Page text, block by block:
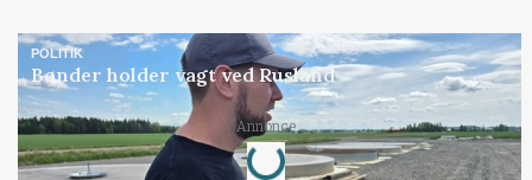
POLITIK
Bønder holder vagt ved Rusland
Annonce
Loading...